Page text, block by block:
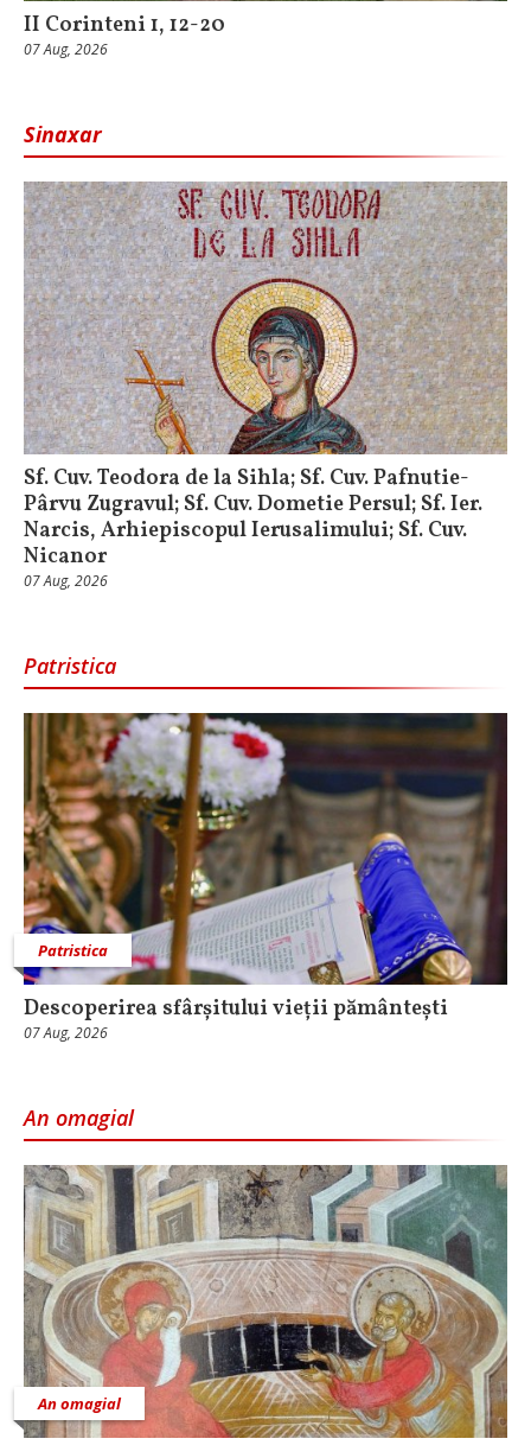
II Corinteni 1, 12-20
07 Aug, 2026
Sinaxar
Sf. Cuv. Teodora de la Sihla; Sf. Cuv. Pafnutie-
Pârvu Zugravul; Sf. Cuv. Dometie Persul; Sf. Ier.
Narcis, Arhiepiscopul Ierusalimului; Sf. Cuv.
Nicanor
07 Aug, 2026
Patristica
Patristica
Descoperirea sfârșitului vieții pământești
07 Aug, 2026
An omagial
An omagial